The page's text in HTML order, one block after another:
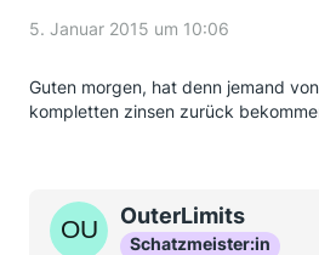
5. Januar 2015 um 10:06
Guten morgen, hat denn jemand
kompletten zinsen zurück
OuterLimits
Schatzmeister:in